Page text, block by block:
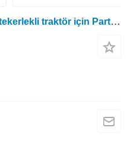
John Deere 6400 6200 6300 tekerlekli traktör için Parts, ersatzteile, pieces John Deere